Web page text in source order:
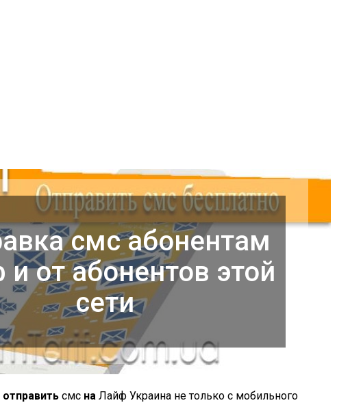
смс абонентам
от абонентов этой
сети
отправить смс на Лайф Украина не только с мобильного